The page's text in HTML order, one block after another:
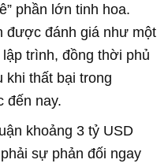
phần lớn tinh hoa.
được đánh giá như một
trình, đồng thời phủ
khi thất bại trong
đến nay.
khoảng 3 tỷ USD
sự phản đối ngay